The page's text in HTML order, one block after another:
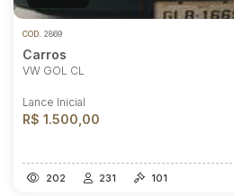
COD. 2869
Carros
VW GOL CL
Lance Inicial
R$ 1.500,00
202 231 101